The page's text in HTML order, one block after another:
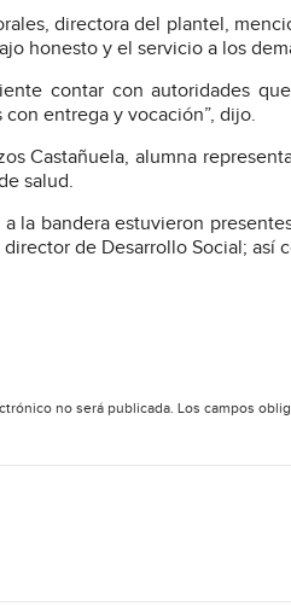
directora del plantel,
honesto y el servicio a los
contar con autoridades
entrega y vocación”, dijo.
Castañuela, alumna
salud.
la bandera estuvieron
director de Desarrollo Social;
no será publicada. Los campos